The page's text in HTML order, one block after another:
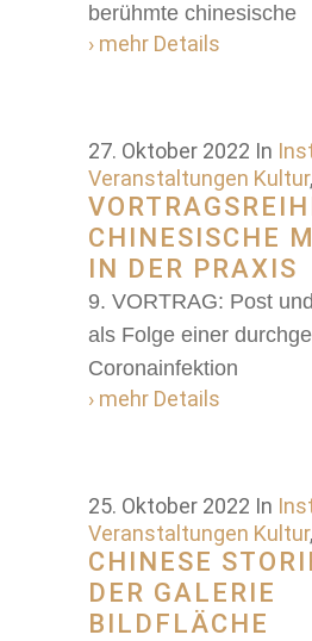
berühmte chinesische
› mehr Details
27. Oktober 2022 In
Veranstaltungen Kultur,
CHINESISCHE
IN DER PRAXIS
9. VORTRAG: Post
als Folge einer
Coronainfektion
› mehr Details
25. Oktober 2022 In
Veranstaltungen Kultur,
CHINESE
DER GALERIE
BILDFLÄCHE